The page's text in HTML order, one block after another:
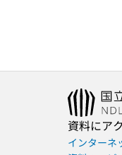
資料にア
インターネ